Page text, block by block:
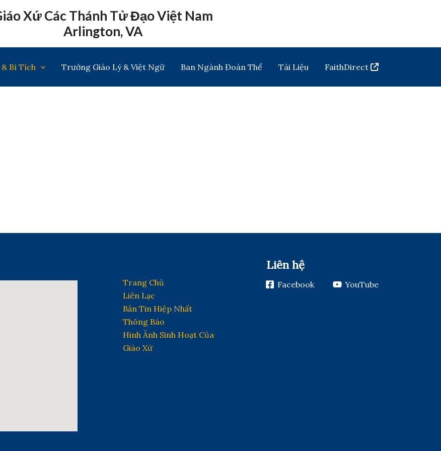
Xứ Các Thánh Tử Đạo Việt Nam
Arlington, VA
Bí Tích Trường Giáo Lý & Việt Ngữ Ban Ngành Đoàn Thể Tài Liệu FaithDirect
Trang Chủ
Liên Lạc
Bản Tin Hiệp Nhất
Thông Báo
Hinh Ảnh Sinh Hoạt Của
Giáo Xứ
Liên hệ
Facebook YouTube